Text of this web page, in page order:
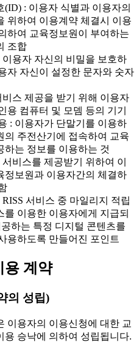
: 이용자 식별과 이용자의
위하여 이용계약 체결시 이용
하여 교육정보원이 부여하는
조합
용자 자신의 비밀을 보호하
자 자신이 설정한 문자와 숫자
스 제공을 받기 위해 이용자
용 컴퓨터 및 모뎀 등의 기기
: 이용자가 단말기를 이용하
의 주전산기에 접속하여 교육
하는 정보를 이용하는 것
비스를 제공받기 위하여 이
정보원과 이용자간의 체결하
서비스 중 마일리지 적립
를 이용한 이용자에게 지급되
공하는 특정 디지털 콘텐츠를
용하도록 만들어진 포인트
용 계약
의 성립)
이용자의 이용신청에 대한 교
용 승낙에 의하여 성립됩니다.